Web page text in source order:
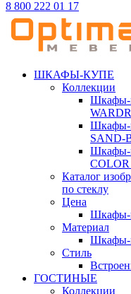
8 800 222 01 17
ШКАФЫ-КУПЕ
Коллекции
Шкафы-
Шкафы-
SAND-
Шкафы-
Каталог
по стеклу
Цена
Шкафы-
Материал
Шкафы-
Стиль
ГОСТИНЫЕ
Коллекции